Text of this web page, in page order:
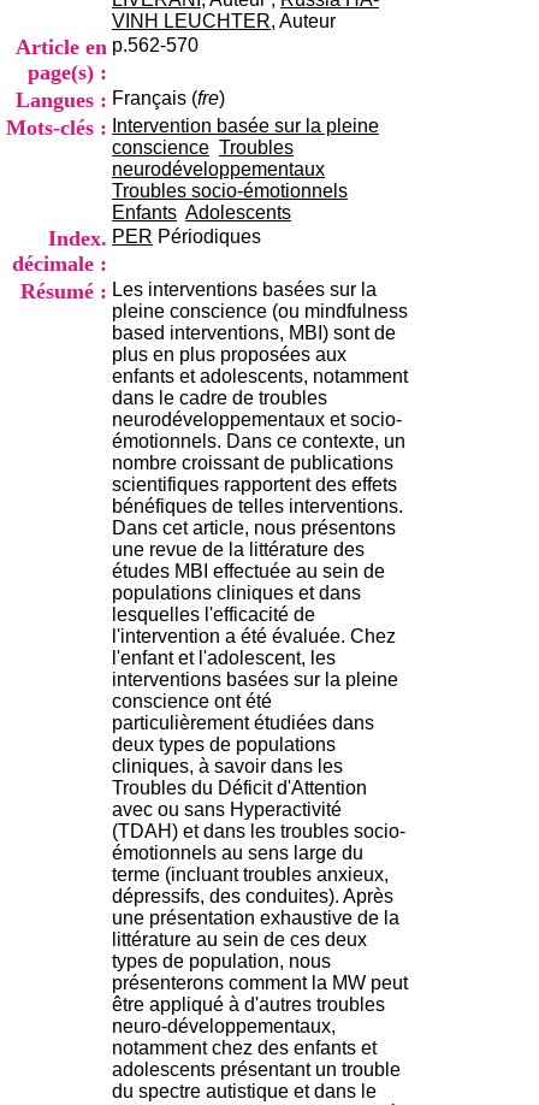
VINH LEUCHTER, Auteur
Article en
page(s) :
p.562-570
Langues : Français (fre)
Mots-clés : Intervention basée sur la pleine
conscience Troubles
neurodéveloppementaux
Troubles socio-émotionnels
Enfants Adolescents
Index.
décimale :
PER Périodiques
Résumé : Les interventions basées sur la
pleine conscience (ou mindfulness
based interventions, MBI) sont de
plus en plus proposées aux
enfants et adolescents, notamment
dans le cadre de troubles
neurodéveloppementaux et socio-
émotionnels. Dans ce contexte, un
nombre croissant de publications
scientifiques rapportent des effets
bénéfiques de telles interventions.
Dans cet article, nous présentons
une revue de la littérature des
études MBI effectuée au sein de
populations cliniques et dans
lesquelles l'efficacité de
l'intervention a été évaluée. Chez
l'enfant et l'adolescent, les
interventions basées sur la pleine
conscience ont été
particulièrement étudiées dans
deux types de populations
cliniques, à savoir dans les
Troubles du Déficit d'Attention
avec ou sans Hyperactivité
(TDAH) et dans les troubles socio-
émotionnels au sens large du
terme (incluant troubles anxieux,
dépressifs, des conduites). Après
une présentation exhaustive de la
littérature au sein de ces deux
types de population, nous
présenterons comment la MW peut
être appliqué à d'autres troubles
neuro-développementaux,
notamment chez des enfants et
adolescents présentant un trouble
du spectre autistique et dans le
t
i
o
d
u
C
R
A
R
h
e
-
A
l
p
e
s
C
e
n
t
r
e
H
o
s
p
i
t
a
l
i
e
r
l
e
V
i
n
a
t
e
r
,
b
â
t